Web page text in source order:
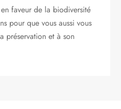
en faveur de la biodiversité
pour que vous aussi vous
préservation et à son